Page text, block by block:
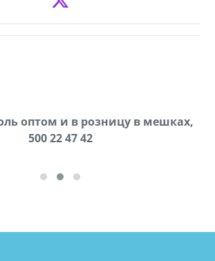
оптом и в розницу в мешках,
500 22 47 42
около фастфуда Hask
дом, 571 30 57 57Whatsap/Viber